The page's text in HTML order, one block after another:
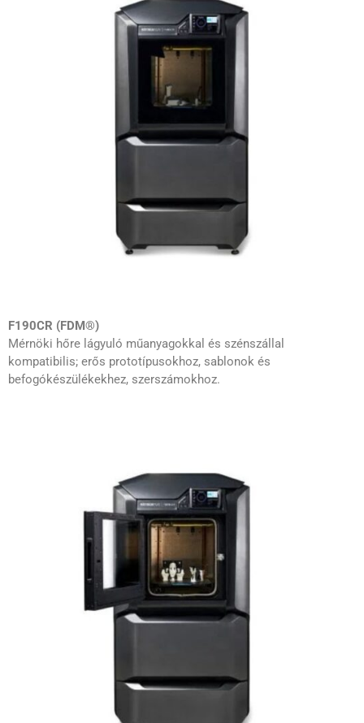
F190CR (FDM®)
Mérnöki hőre lágyuló műanyagokkal és szénszállal
kompatibilis; erős prototípusokhoz, sablonok és
befogókészülékekhez, szerszámokhoz.